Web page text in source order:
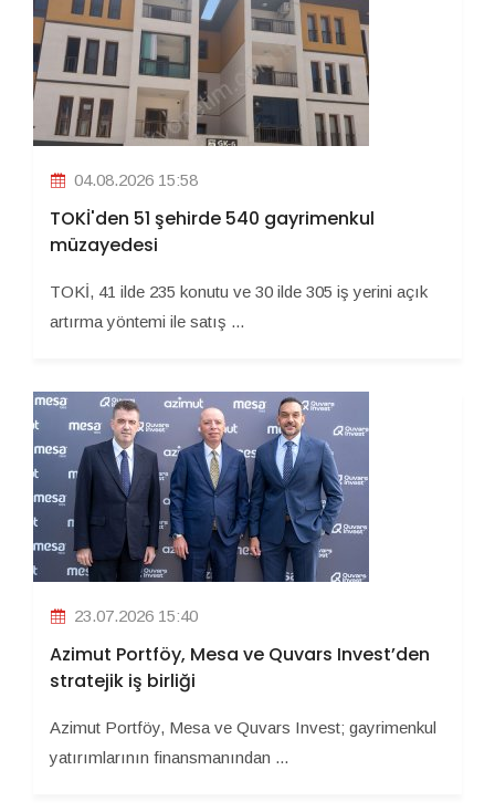
04.08.2026 15:58
TOKİ'den 51 şehirde 540 gayrimenkul
müzayedesi
TOKİ, 41 ilde 235 konutu ve 30 ilde 305 iş yerini açık
artırma yöntemi ile satış ...
23.07.2026 15:40
Azimut Portföy, Mesa ve Quvars Invest’den
stratejik iş birliği
Azimut Portföy, Mesa ve Quvars Invest; gayrimenkul
yatırımlarının finansmanından ...